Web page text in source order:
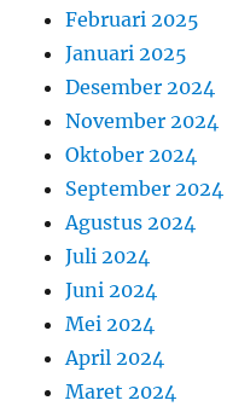
Februari 2025
Januari 2025
Desember 2024
November 2024
Oktober 2024
September 2024
Agustus 2024
Juli 2024
Juni 2024
Mei 2024
April 2024
Maret 2024